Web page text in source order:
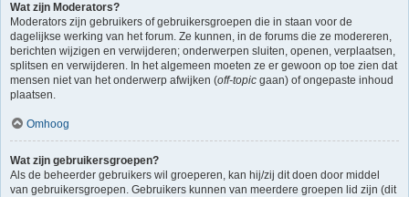
Wat zijn Moderators?
Moderators zijn gebruikers of gebruikersgroepen die in staan voor de
dagelijkse werking van het forum. Ze kunnen, in de forums die ze modereren,
berichten wijzigen en verwijderen; onderwerpen sluiten, openen, verplaatsen,
splitsen en verwijderen. In het algemeen moeten ze er gewoon op toe zien dat
mensen niet van het onderwerp afwijken (off-topic gaan) of ongepaste inhoud
plaatsen.
Omhoog
Wat zijn gebruikersgroepen?
Als de beheerder gebruikers wil groeperen, kan hij/zij dit doen door middel
van gebruikersgroepen. Gebruikers kunnen van meerdere groepen lid zijn (dit